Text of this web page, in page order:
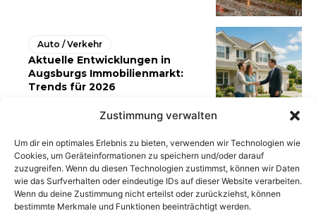
Zustimmung verwalten
Um dir ein optimales Erlebnis zu bieten, verwenden wir Technologien wie
Cookies, um Geräteinformationen zu speichern und/oder darauf
zuzugreifen. Wenn du diesen Technologien zustimmst, können wir Daten
wie das Surfverhalten oder eindeutige IDs auf dieser Website verarbeiten.
Wenn du deine Zustimmung nicht erteilst oder zurückziehst, können
bestimmte Merkmale und Funktionen beeinträchtigt werden.
Auto / Verkehr
Aktuelle Entwicklungen in
Augsburgs Immobilienmarkt:
Trends für 2026